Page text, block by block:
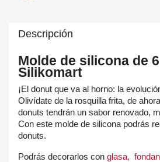
Descripción
Molde de silicona de
Silikomart
¡El donut que va al horno: la
Olivídate de la rosquilla frita, de
donuts tendrán un sabor renovado,
Con este molde de silicona podrás
donuts.
Podrás decorarlos con glasa,